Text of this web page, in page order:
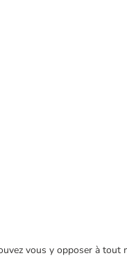
vous y opposer à tout